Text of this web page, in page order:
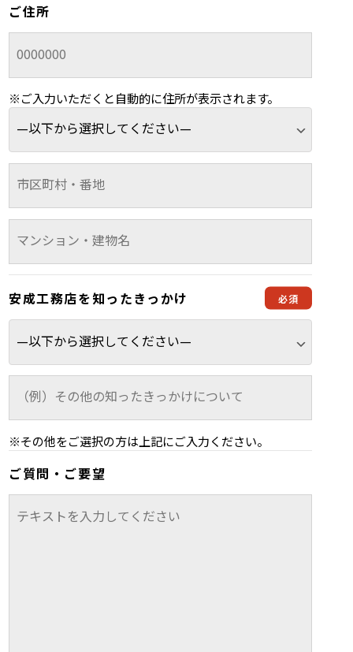
ご住所
※ご入力いただくと自動的に住所が表示されます。
安成工務店を知ったきっかけ
※その他をご選択の方は上記にご入力ください。
ご質問・ご要望